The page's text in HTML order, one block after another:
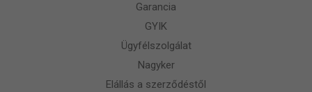
Garancia
GYIK
Ügyfélszolgálat
Nagyker
Elállás a szerződéstől